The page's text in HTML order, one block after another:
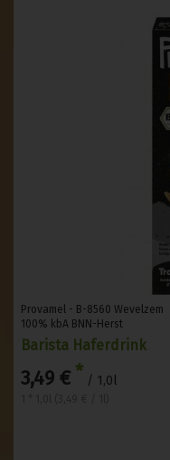
Provamel - B-8560 Wevelzem
100% kbA BNN-Herst
Barista Haferdrink
3,49 € * / 1,0l